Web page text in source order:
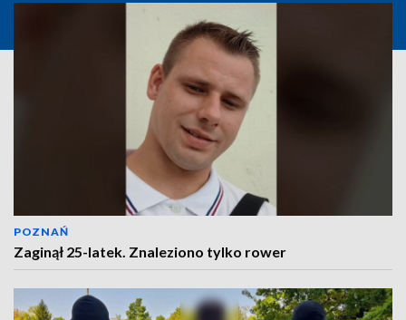
POZNAŃ
Zaginął 25-latek. Znaleziono tylko rower